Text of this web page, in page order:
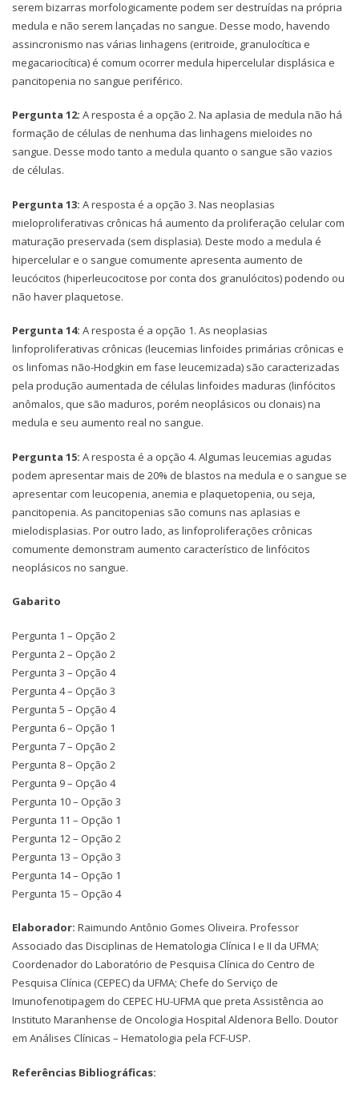
serem bizarras morfologicamente podem ser destruídas na própria
medula e não serem lançadas no sangue. Desse modo, havendo
assincronismo nas várias linhagens (eritroide, granulocítica e
megacariocítica) é comum ocorrer medula hipercelular displásica e
pancitopenia no sangue periférico.
Pergunta 12: A resposta é a opção 2. Na aplasia de medula não há
formação de células de nenhuma das linhagens mieloides no
sangue. Desse modo tanto a medula quanto o sangue são vazios
de células.
Pergunta 13: A resposta é a opção 3. Nas neoplasias
mieloproliferativas crônicas há aumento da proliferação celular com
maturação preservada (sem displasia). Deste modo a medula é
hipercelular e o sangue comumente apresenta aumento de
leucócitos (hiperleucocitose por conta dos granulócitos) podendo ou
não haver plaquetose.
Pergunta 14: A resposta é a opção 1. As neoplasias
linfoproliferativas crônicas (leucemias linfoides primárias crônicas e
os linfomas não-Hodgkin em fase leucemizada) são caracterizadas
pela produção aumentada de células linfoides maduras (linfócitos
anômalos, que são maduros, porém neoplásicos ou clonais) na
medula e seu aumento real no sangue.
Pergunta 15: A resposta é a opção 4. Algumas leucemias agudas
podem apresentar mais de 20% de blastos na medula e o sangue se
apresentar com leucopenia, anemia e plaquetopenia, ou seja,
pancitopenia. As pancitopenias são comuns nas aplasias e
mielodisplasias. Por outro lado, as linfoproliferações crônicas
comumente demonstram aumento característico de linfócitos
neoplásicos no sangue.
Gabarito
Pergunta 1 – Opção 2
Pergunta 2 – Opção 2
Pergunta 3 – Opção 4
Pergunta 4 – Opção 3
Pergunta 5 – Opção 4
Pergunta 6 – Opção 1
Pergunta 7 – Opção 2
Pergunta 8 – Opção 2
Pergunta 9 – Opção 4
Pergunta 10 – Opção 3
Pergunta 11 – Opção 1
Pergunta 12 – Opção 2
Pergunta 13 – Opção 3
Pergunta 14 – Opção 1
Pergunta 15 – Opção 4
Elaborador: Raimundo Antônio Gomes Oliveira. Professor
Associado das Disciplinas de Hematologia Clínica I e II da UFMA;
Coordenador do Laboratório de Pesquisa Clínica do Centro de
Pesquisa Clínica (CEPEC) da UFMA; Chefe do Serviço de
Imunofenotipagem do CEPEC HU-UFMA que preta Assistência ao
Instituto Maranhense de Oncologia Hospital Aldenora Bello. Doutor
em Análises Clínicas – Hematologia pela FCF-USP.
Referências Bibliográficas: